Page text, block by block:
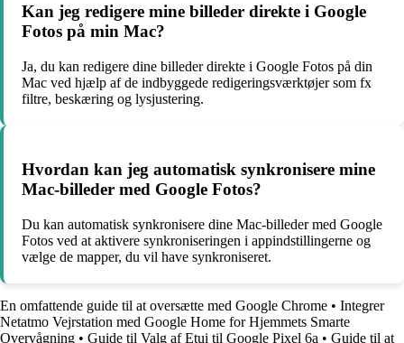
Kan jeg redigere mine billeder direkte i Google
Fotos på min Mac?
Ja, du kan redigere dine billeder direkte i Google Fotos på din
Mac ved hjælp af de indbyggede redigeringsværktøjer som fx
filtre, beskæring og lysjustering.
Hvordan kan jeg automatisk synkronisere mine
Mac-billeder med Google Fotos?
Du kan automatisk synkronisere dine Mac-billeder med Google
Fotos ved at aktivere synkroniseringen i appindstillingerne og
vælge de mapper, du vil have synkroniseret.
En omfattende guide til at oversætte med Google Chrome • Integrer
Netatmo Vejrstation med Google Home for Hjemmets Smarte
Overvågning • Guide til Valg af Etui til Google Pixel 6a • Guide til at